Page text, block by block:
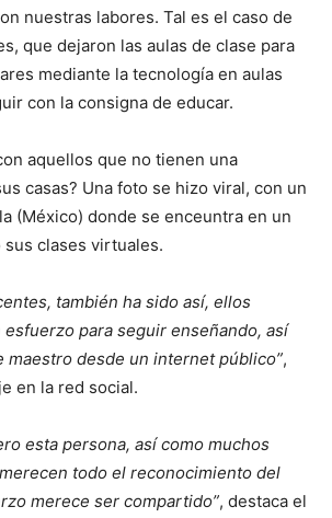
nuestras labores. Tal es el caso de
que dejaron las aulas de clase para
mediante la tecnología en aulas
con la consigna de educar.
aquellos que no tienen una
casas? Una foto se hizo viral, con un
(México) donde se enceuntra en un
clases virtuales.
también ha sido así, ellos
esfuerzo para seguir enseñando, así
maestro desde un internet público”,
en la red social.
esta persona, así como muchos
todo el reconocimiento del
merece ser compartido”, destaca el